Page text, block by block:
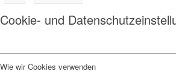
Cookie- und
Wie wir Cookies verwenden